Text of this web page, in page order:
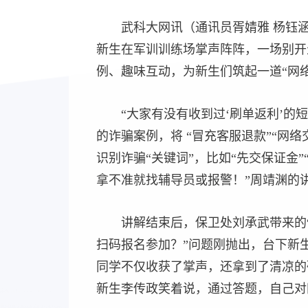
武科大网讯（通讯员胥婧雅 杨钰
新生在军训训练场掌声阵阵，一场别
例、趣味互动，为新生们筑起一道“网
“大家有没有收到过‘刷单返利’的
的诈骗案例，将 “冒充客服退款”“网
识别诈骗“关键词”，比如“先交保证
拿不准就找辅导员或报警！”周靖渊
讲解结束后，保卫处刘承武带来
扫码报名参加？”问题刚抛出，台下新
同学不仅收获了掌声，还拿到了清凉
新生李传政笑着说，通过答题，自己